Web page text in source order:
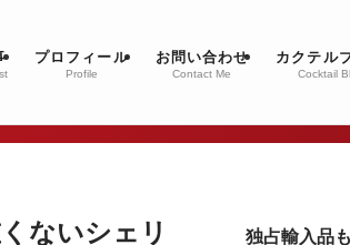
プロフィール
Profile
お問い合わせ
Contact Me
カクテル
Cocktail
ないシェリ 独占輸入品